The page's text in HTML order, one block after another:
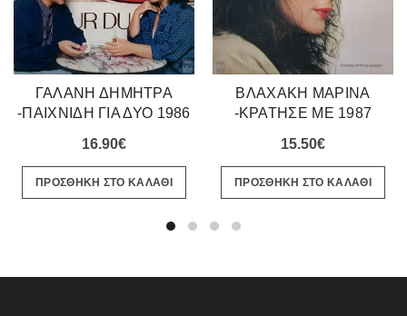
ΓΑΛΑΝΗ ΔΗΜΗΤΡΑ
-ΠΑΙΧΝΙΔΗ ΓΙΑ ΔΥΟ 1986
16.90€
ΠΡΟΣΘΗΚΗ ΣΤΟ ΚΑΛΑΘΙ
ΒΛΑΧΑΚΗ ΜΑΡΙΝΑ
-ΚΡΑΤΗΣΕ ΜΕ 1987
15.50€
ΠΡΟΣΘΗΚΗ ΣΤΟ ΚΑΛΑΘΙ